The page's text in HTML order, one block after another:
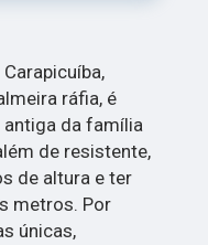
ráfia, é
antiga da família
de resistente,
de altura e ter
metros. Por
únicas,